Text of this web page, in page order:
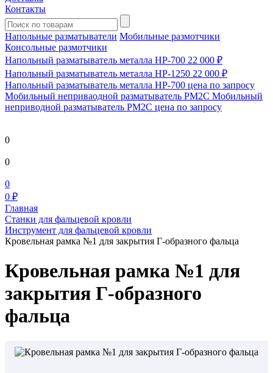
Контакты
Напольные разматыватели Мобильные размотчики
Консольные размотчики
Напольный разматыватель металла HP-700 22 000 ₽
Напольный разматыватель металла HP-1250 22 000 ₽
Напольный разматыватель металла HP-700 цена по запросу
Мобильный непривaодной разматыватель РМ2С Мобильный
неприводной разматыватель РМ2С цена по запросу
0
0
0
0 ₽
Главная
Станки для фальцевой кровли
Инструмент для фальцевой кровли
Кровельная рамка №1 для закрытия Г-образного фальца
Кровельная рамка №1 для
закрытия Г-образного
фальца